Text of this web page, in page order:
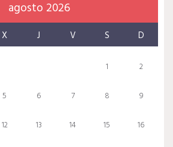
agosto 2026
X J V S D
1 2
5 6 7 8 9
12 13 14 15 16